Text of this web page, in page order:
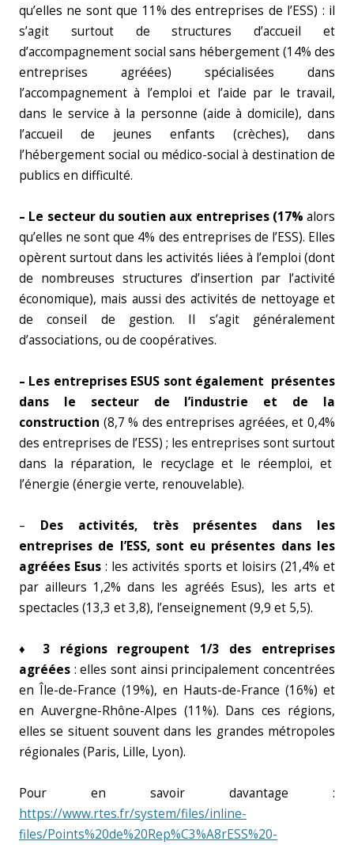
qu’elles ne sont que 11% des entreprises de l’ESS) : il
s’agit surtout de structures d’accueil et
d’accompagnement social sans hébergement (14% des
entreprises agréées) spécialisées dans
l’accompagnement à l’emploi et l’aide par le travail,
dans le service à la personne (aide à domicile), dans
l’accueil de jeunes enfants (crèches), dans
l’hébergement social ou médico-social à destination de
publics en difficulté.
– Le secteur du soutien aux entreprises (17% alors
qu’elles ne sont que 4% des entreprises de l’ESS). Elles
opèrent surtout dans les activités liées à l’emploi (dont
de nombreuses structures d’insertion par l’activité
économique), mais aussi des activités de nettoyage et
de conseil de gestion. Il s’agit généralement
d’associations, ou de coopératives.
– Les entreprises ESUS sont également présentes
dans le secteur de l’industrie et de la
construction (8,7 % des entreprises agréées, et 0,4%
des entreprises de l’ESS) ; les entreprises sont surtout
dans la réparation, le recyclage et le réemploi, et
l’énergie (énergie verte, renouvelable).
– Des activités, très présentes dans les
entreprises de l’ESS, sont eu présentes dans les
agréées Esus : les activités sports et loisirs (21,4% et
par ailleurs 1,2% dans les agréés Esus), les arts et
spectacles (13,3 et 3,8), l’enseignement (9,9 et 5,5).
♦
3 régions regroupent 1/3 des entreprises
agréées : elles sont ainsi principalement concentrées
en Île-de-France (19%), en Hauts-de-France (16%) et
en Auvergne-Rhône-Alpes (11%). Dans ces régions,
elles se situent souvent dans les grandes métropoles
régionales (Paris, Lille, Lyon).
Pour en savoir davantage :
https://www.rtes.fr/system/files/inline-
files/Points%20de%20Rep%C3%A8rESS%20-